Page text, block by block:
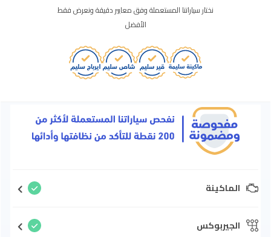
نختار سياراتنا المستعملة وفق معايير دقيقة ونعرض فقط
الأفضل
الماكينة
الجيربوكس